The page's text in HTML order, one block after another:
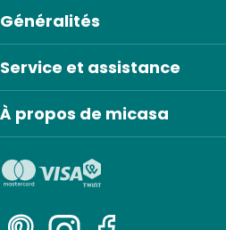
Généralités
Service et assistance
À propos de micasa